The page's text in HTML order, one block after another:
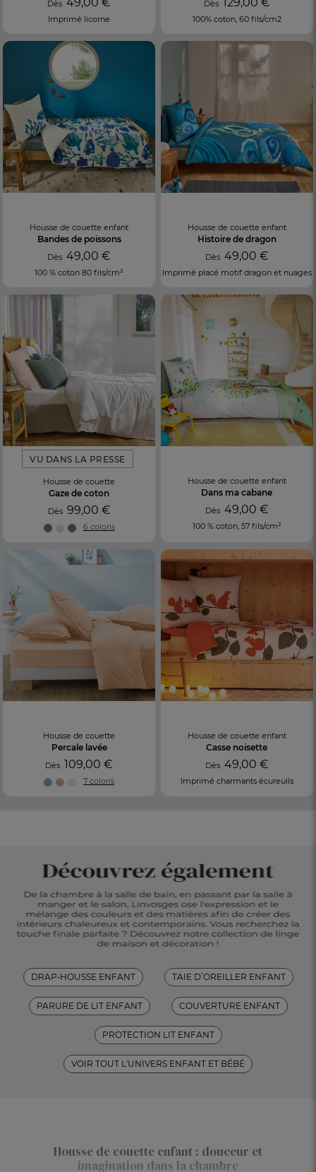
Dès
Imprimé licorne
Dès
100% coton, 60 fils/cm2
Housse de couette enfant
Bandes de poissons
Dès49,00 €
100 % coton 80 fils/cm²
Housse de couette enfant
Histoire de dragon
Dès 49,00 €
Imprimé placé motif dragon et nuages
VU DANS LA PRESSE
Housse de couette
Gaze de coton
Dès 99,00 €
6 coloris
Housse de couette enfant
Dans ma cabane
Dès 49,00 €
100 % coton, 57 fils/cm²
Housse de couette
Percale lavée
Dès 109,00 €
7 coloris
Housse de couette enfant
Casse noisette
Dès 49,00 €
Imprimé charmants écureuils
DRAP‑HOUSSE ENFANT TAIE D’OREILLER ENFANT
PARURE DE LIT ENFANT COUVERTURE ENFANT
PROTECTION LIT ENFANT
VOIR TOUT L'UNIVERS ENFANT ET BÉBÉ
Housse de couette enfant : douceur et
imagination dans la chambre